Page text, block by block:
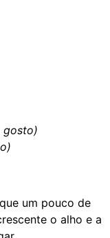
gosto)
um pouco de
o alho e a